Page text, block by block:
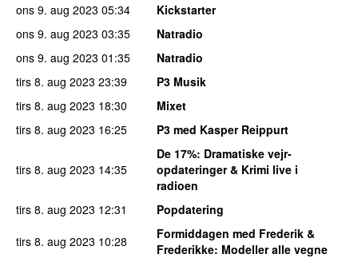
ons 9. aug 2023 05:34
Kickstarter
ons 9. aug 2023 03:35
Natradio
ons 9. aug 2023 01:35
Natradio
tirs 8. aug 2023 23:39
P3 Musik
tirs 8. aug 2023 18:30
Mixet
tirs 8. aug 2023 16:25 P3 med Kasper Reippurt
tirs 8. aug 2023 14:35
De 17%: Dramatiske vejr-
opdateringer & Krimi live i
radioen
tirs 8. aug 2023 12:31
Popdatering
tirs 8. aug 2023 10:28
Formiddagen med Frederik &
Frederikke: Modeller alle vegne